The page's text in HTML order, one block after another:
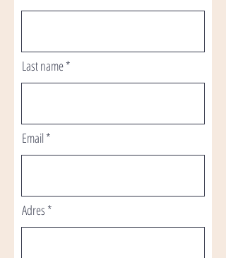
Last name
Email
Adres